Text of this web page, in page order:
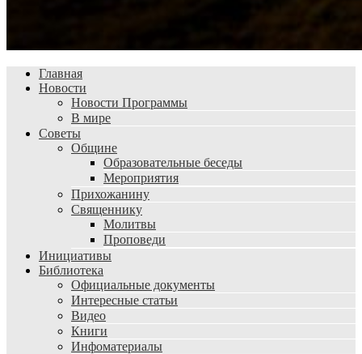
Главная
Новости
Новости Программы
В мире
Советы
Общине
Образовательные беседы
Мероприятия
Прихожанину
Священнику
Молитвы
Проповеди
Инициативы
Библиотека
Официальные документы
Интересные статьи
Видео
Книги
Инфоматериалы